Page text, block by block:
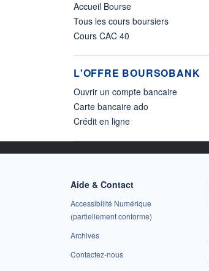
Accueil Bourse
Tous les cours boursiers
Cours CAC 40
L'OFFRE BOURSOBANK
Ouvrir un compte bancaire
Carte bancaire ado
Crédit en ligne
Aide & Contact
Accessibilité Numérique
(partiellement conforme)
Archives
Contactez-nous